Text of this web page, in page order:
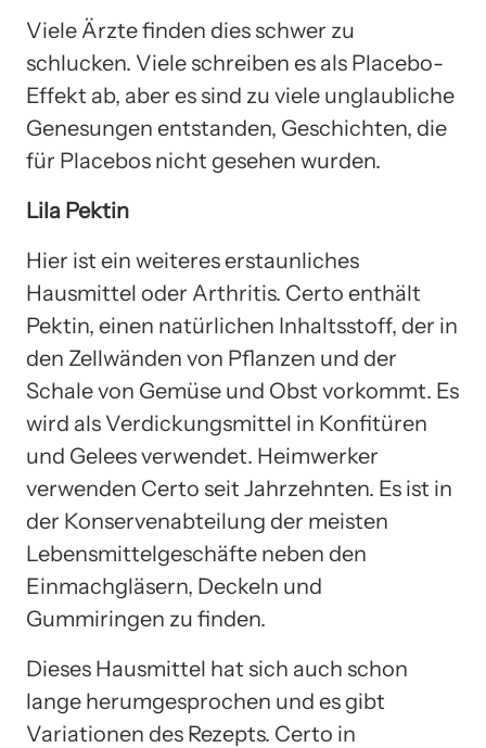
Viele Ärzte finden dies schwer zu
schlucken. Viele schreiben es als Placebo-
Effekt ab, aber es sind zu viele unglaubliche
Genesungen entstanden, Geschichten, die
für Placebos nicht gesehen wurden.
Lila Pektin
Hier ist ein weiteres erstaunliches
Hausmittel oder Arthritis. Certo enthält
Pektin, einen natürlichen Inhaltsstoff, der in
den Zellwänden von Pflanzen und der
Schale von Gemüse und Obst vorkommt. Es
wird als Verdickungsmittel in Konfitüren
und Gelees verwendet. Heimwerker
verwenden Certo seit Jahrzehnten. Es ist in
der Konservenabteilung der meisten
Lebensmittelgeschäfte neben den
Einmachgläsern, Deckeln und
Gummiringen zu finden.
Dieses Hausmittel hat sich auch schon
lange herumgesprochen und es gibt
Variationen des Rezepts. Certo in